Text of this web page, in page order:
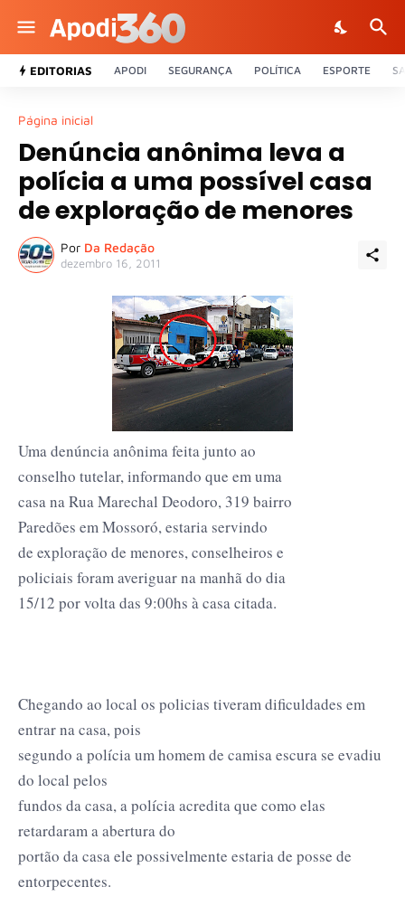
EDITORIAS APODI SEGURANÇA POLÍTICA ESPORTE
Página inicial
Denúncia anônima leva a
polícia a uma possível casa
de exploração de menores
Por Da Redação
dezembro 16, 2011
Uma denúncia anônima feita junto ao
conselho tutelar, informando que em uma
casa na Rua Marechal Deodoro, 319 bairro
Paredões em Mossoró, estaria servindo
de exploração de menores, conselheiros e
policiais foram averiguar na manhã do dia
15/12 por volta das 9:00hs à casa citada.
Chegando ao local os policias tiveram dificuldades em
entrar na casa, pois
segundo a polícia um homem de camisa escura se evadiu
do local pelos
fundos da casa, a polícia acredita que como elas
retardaram a abertura do
portão da casa ele possivelmente estaria de posse de
entorpecentes.